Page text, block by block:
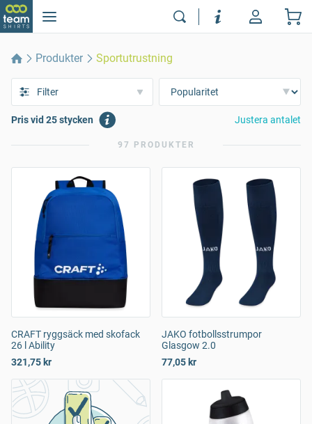
Produkter Sportutrustning
Filter
Pris vid 25 stycken Justera antalet
97 PRODUKTER
CRAFT ryggsäck med skofack
26 l Ability
321,75 kr
JAKO fotbollsstrumpor
Glasgow 2.0
77,05 kr